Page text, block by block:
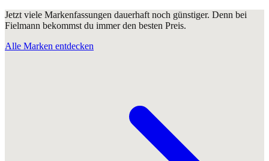
Jetzt viele Markenfassungen dauerhaft noch günstiger. Denn bei
Fielmann bekommst du immer den besten Preis.
Alle Marken entdecken